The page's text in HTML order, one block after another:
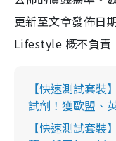
更新至文章發佈日
Lifestyle 概不負責
【快速測試套
試劑！獲歐盟、
【快速測試套